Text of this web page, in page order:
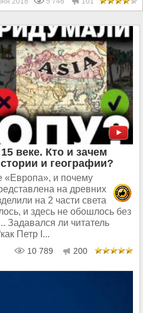
веке. Кто и зачем
и географии?
«Европа», и почему
на древних
на 2 части света
и здесь не обошлось без
Задавался ли читатель
Петр I...
10 789 200